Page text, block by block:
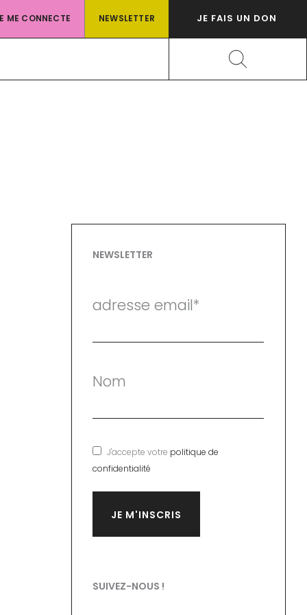
ME CONNECTE NEWSLETTER JE FAIS UN DON
Rechercher
NEWSLETTER
adresse email*
Nom
J'accepte votre politique de
confidentialité
SUIVEZ-NOUS !